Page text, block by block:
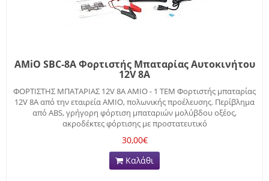
AMiO SBC-8A Φορτιστής Μπαταρίας Αυτοκινήτου
12V 8A
ΦΟΡΤΙΣΤΗΣ ΜΠΑΤΑΡΙΑΣ 12V 8A ΑΜΙΟ - 1 ΤΕΜ Φορτιστής μπαταρίας
12V 8Α από την εταιρεία ΑΜΙΟ, πολωνικής προέλευσης. Περίβλημα
από ABS, γρήγορη φόρτιση μπαταριών μολύβδου οξέος,
ακροδέκτες φόρτισης με προστατευτικό
30,00€
Καλάθι